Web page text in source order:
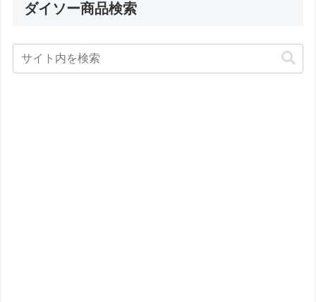
ダイソー商品検索